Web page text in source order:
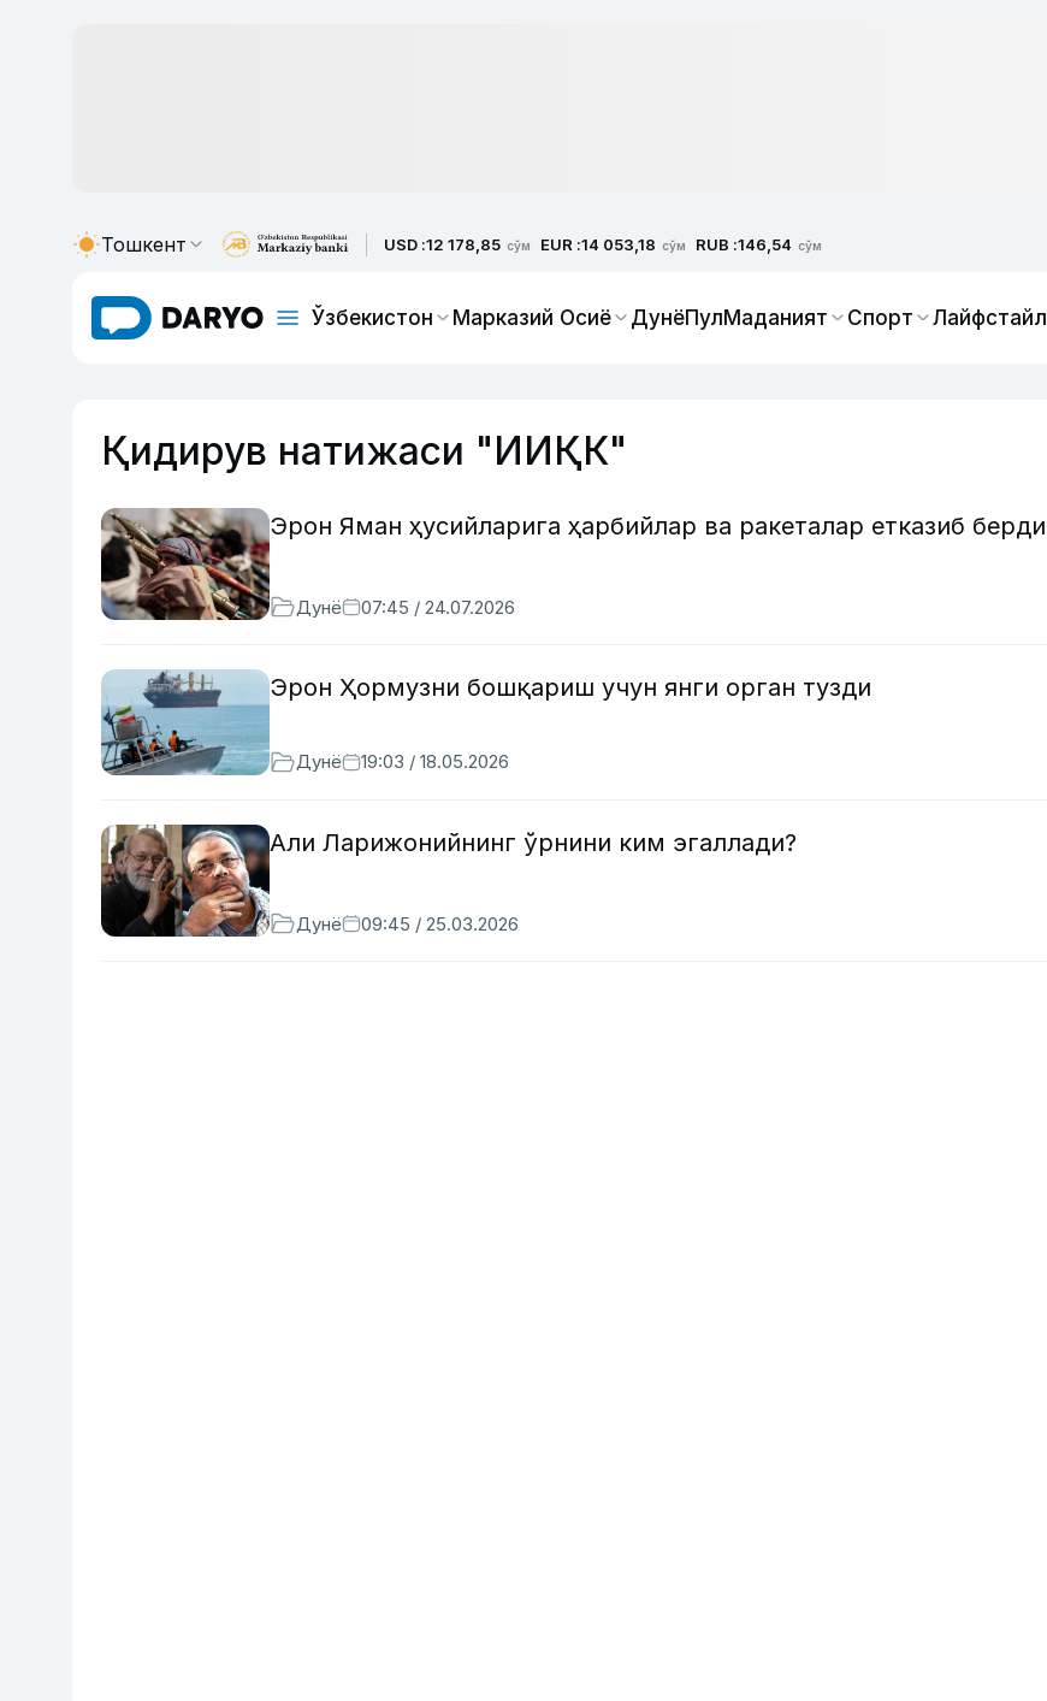
Тошкент USD :12 178,85 сўм EUR :14 053,18 сўм RUB :146,54 сўм
Ўзбекистон Марказий Осиё ДунёПулМаданият Спорт Лайфстайл
Қидирув натижаси "ИИҚК"
Эрон Яман ҳусийларига ҳарбийлар ва ракеталар етказиб берди
Дунё 07:45 / 24.07.2026
Эрон Ҳормузни бошқариш учун янги орган тузди
Дунё 19:03 / 18.05.2026
Али Ларижонийнинг ўрнини ким эгаллади?
Дунё 09:45 / 25.03.2026